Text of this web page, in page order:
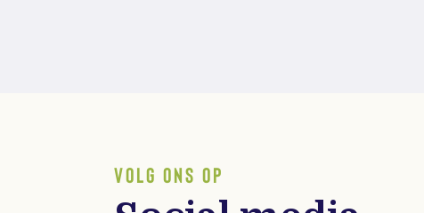
VOLG ONS OP